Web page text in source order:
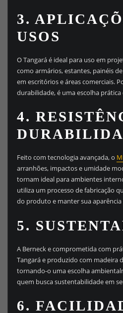
3.
USOS
O Tangará é ideal para uso em
como armários, estantes, painéis
em escritórios e áreas comerciais.
durabilidade, é uma escolha prática
4.
Feito com tecnologia avançada, o
arranhões, impactos e umidade
tornam ideal para ambientes
utiliza um processo de fabricação
do produto e manter sua
5.
A Berneck e comprometida com
Tangará e produzido com madeira
tornando-o uma escolha
quem busca sustentabilidade em
6.